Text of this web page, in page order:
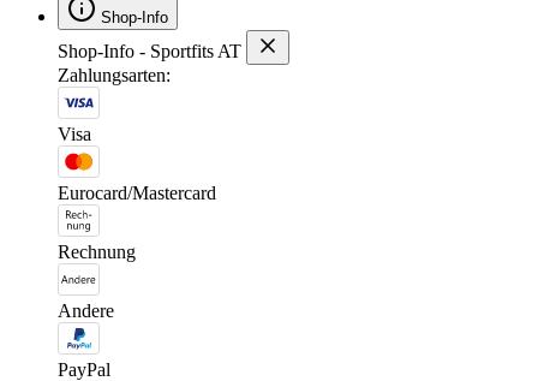
Shop-Info
Shop-Info - Sportfits AT
Zahlungsarten:
Visa
Eurocard/Mastercard
Rechnung
Andere
PayPal